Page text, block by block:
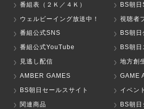
番組表（２Ｋ／４Ｋ）
BS朝
ウェルビーイング放送中！
視聴者
番組公式SNS
BS朝
番組公式YouTube
BS朝日
見逃し配信
地方創
AMBER GAMES
GAME
BS朝日セールスサイト
イベント
関連商品
BS朝